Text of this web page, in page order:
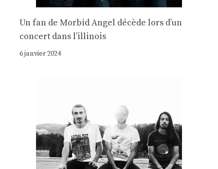
Un fan de Morbid Angel décède lors d’un
concert dans l’illinois
6 janvier 2024